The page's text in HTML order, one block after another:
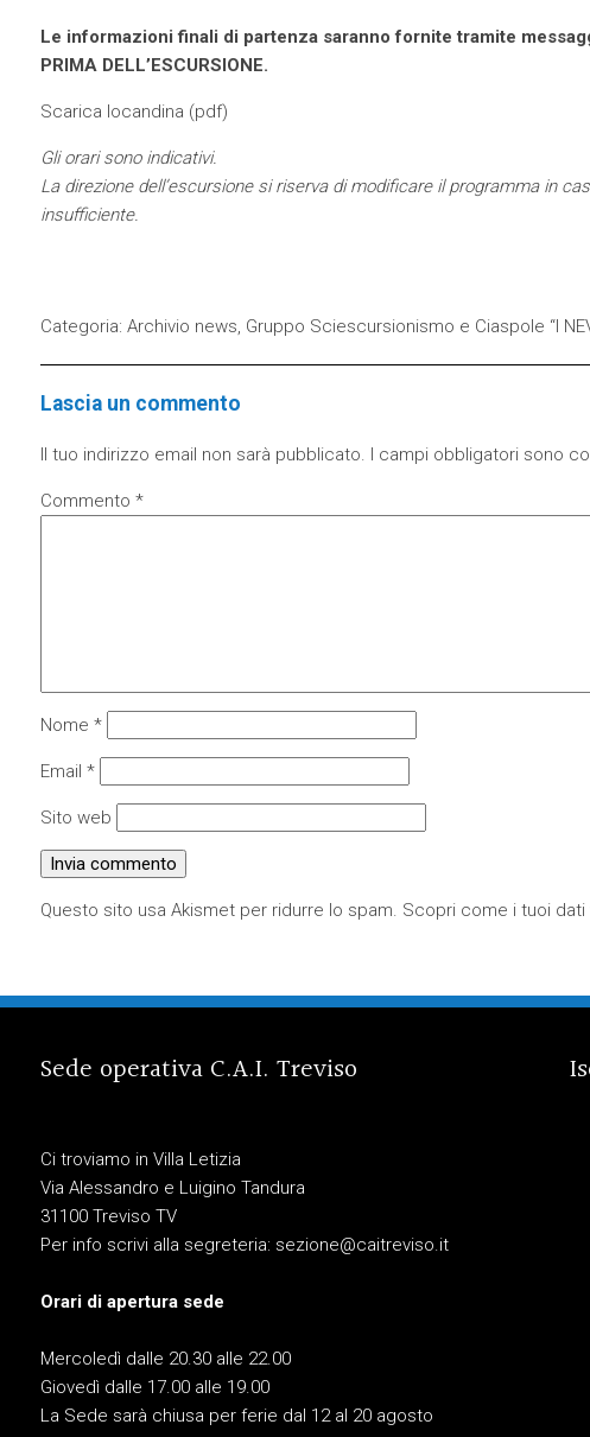
Le informazioni finali di partenza saranno fornite tramite
PRIMA DELL’ESCURSIONE.
Scarica locandina (pdf)
Gli orari sono indicativi.
La direzione dell’escursione si riserva di modificare il programma in
insufficiente.
Categoria: Archivio news, Gruppo Sciescursionismo e Ciaspole “I
Lascia un commento
Il tuo indirizzo email non sarà pubblicato. I campi obbligatori sono
Commento *
Nome *
Email *
Sito web
Questo sito usa Akismet per ridurre lo spam. Scopri come i tuoi
Sede operativa C.A.I. Treviso
Ci troviamo in Villa Letizia
Via Alessandro e Luigino Tandura
31100 Treviso TV
Per info scrivi alla segreteria: sezione@caitreviso.it
Orari di apertura sede
Mercoledì dalle 20.30 alle 22.00
Giovedì dalle 17.00 alle 19.00
La Sede sarà chiusa per ferie dal 12 al 20 agosto